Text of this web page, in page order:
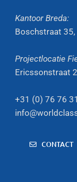
Kantoor Breda:
Boschstraat
Projectlocatie
Ericssonstraat
+31 (0) 76 76
CONTACT